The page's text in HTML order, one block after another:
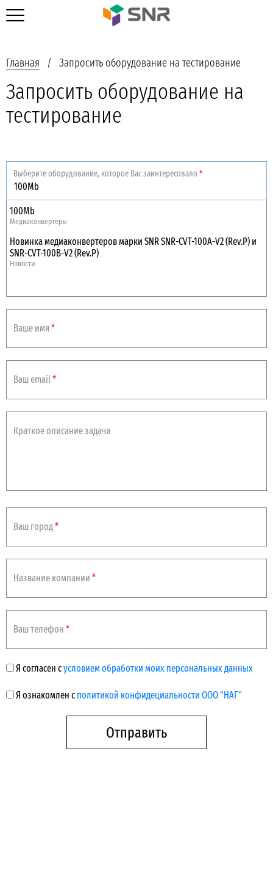
Главная Запросить оборудование на тестирование
Запросить оборудование на
тестирование
Выберите оборудование, которое Вас заинтересовало *
100Mb
Медиаконвертеры
Новинка медиаконвертеров марки SNR SNR-CVT-100A-V2 (Rev.P) и
SNR-CVT-100B-V2 (Rev.P)
Новости
Ваше имя *
Ваш email*
Краткое описание задачи
Ваш город*
Название компании *
Ваш телефон *
Я согласен сусловием обработки моих персональных данных
Я ознакомлен с политикой конфидециальности ООО "НАГ"
Отправить